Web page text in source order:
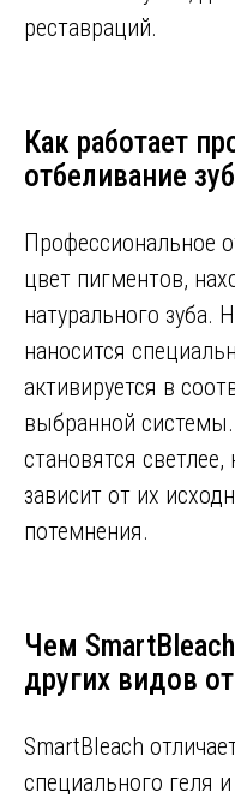
реставраций.
Как работает
отбеливание
Профессиональное
цвет пигментов,
натурального зуба.
наносится
активируется в
выбранной системы.
становятся
зависит от их
потемнения.
Чем
других видов
SmartBleach
специального геля